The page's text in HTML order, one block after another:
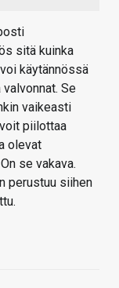
sitä kuinka
käytännössä
Se
vaikeasti
piilottaa
olevat
se vakava.
perustuu siihen